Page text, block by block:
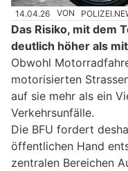
14.04.26 VON
Das Risiko, mit dem
deutlich höher als
Obwohl
motorisierten
auf sie mehr als ein
Verkehrsunfälle.
Die BFU fordert
öffentlichen Hand
zentralen Bereichen